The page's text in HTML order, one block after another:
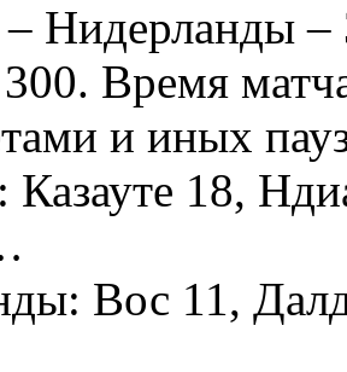
Нидерланды
Время
и иных
18,
Вос 11,